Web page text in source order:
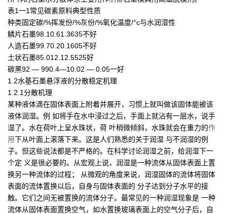
表1一1常见碳素原料典型性质
种类固定碳/%挥发份/%灰份/%氧化温度/°c与水润湿性
鳞片石墨98.10.61.3635不好
人造石墨99.70.20.1605不好
土状石墨85.012.12.5525好
碳黑92 — 990.4—10.02 — 0.05一好
1.2水基石墨悬浮液的分散稳定机理
1.2.1分散机理
某种液体滴在固体表面上附着并展开，习惯上就叫做该固体能被该
液体润湿。例 如将手在水中浸过之后，手面上就沾有一层水，说手
湿了。水在荷叶上呈水珠状，荷 叶稍微倾斜，水珠就会在重力的作
用下从叶面上滚落下来。这是人们熟悉的关于润湿 与不润湿的例
子。但这些说法都是不严格的。在科学讨论润湿之前，给润湿下一
个定 义是很必要的。从宏观上说，润湿是一种流体从固体表面上置
换另一种流体的过程； 从微观的角度来说，润湿固体的流体将固体
表面的流体置换以后，自身与固体表面的 分子达到分子水平的接
触。它们之间无被置换的流体分子。最常见的一种润湿现象是 一种
流体从固体表面置换空气，如水置换玻璃表面上的空气分子后，自